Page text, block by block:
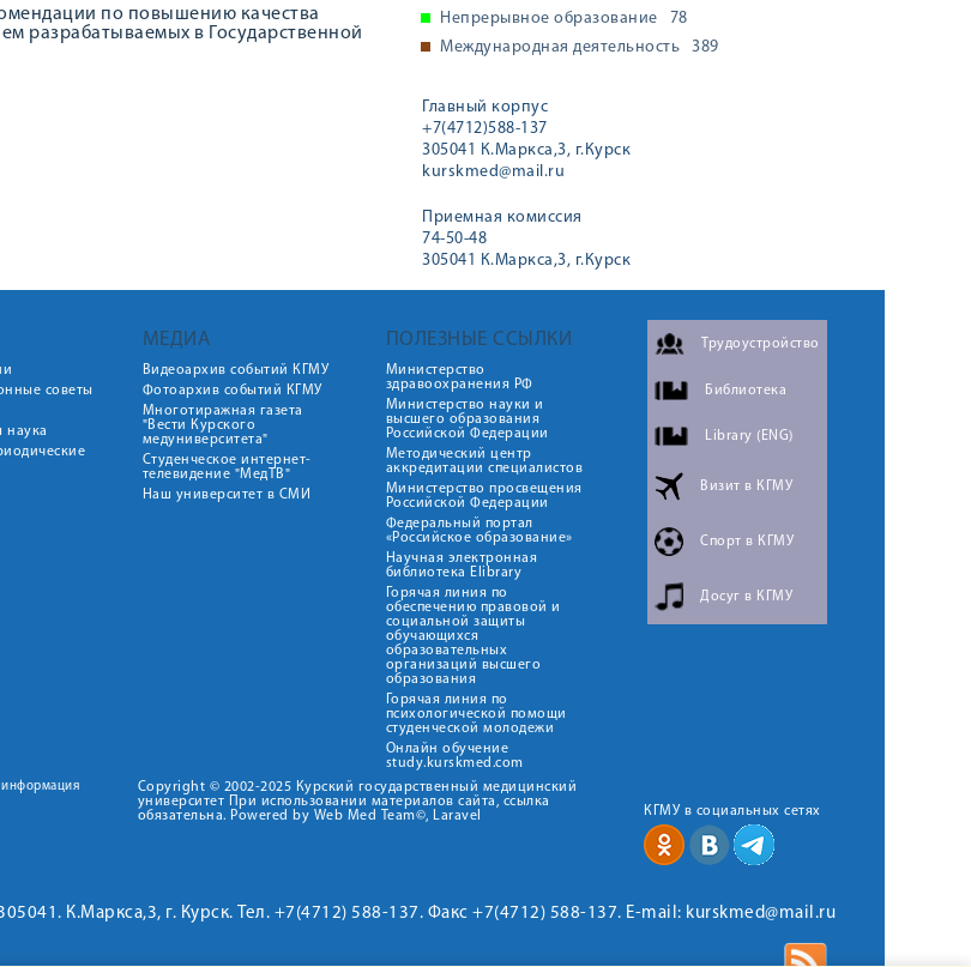
по повышению качества
разрабатываемых в Государственной
Непрерывное образование
78
Международная деятельность
389
Главный корпус
+7(4712)588-137
305041 К.Маркса,3, г.Курск
kurskmed@mail.ru
Приемная комиссия
74-50-48
305041 К.Маркса,3, г.Курск
советы
наука
МЕДИА
Видеоархив событий КГМУ
Фотоархив событий КГМУ
Многотиражная газета
"Вести Курского
медуниверситета"
Студенческое интернет-
телевидение "МедТВ"
Наш университет в СМИ
ПОЛЕЗНЫЕ ССЫЛКИ
Министерство
здравоохранения РФ
Министерство науки и
высшего образования
Российской Федерации
Методический центр
аккредитации специалистов
Министерство просвещения
Российской Федерации
Федеральный портал
«Российское образование»
Научная электронная
библиотека Elibrary
Горячая линия по
обеспечению правовой и
социальной защиты
обучающихся
образовательных
организаций высшего
образования
Горячая линия по
психологической помощи
студенческой молодежи
Онлайн обучение
study.kurskmed.com
Трудоустройство
Библиотека
Library (ENG)
Визит в КГМУ
Спорт в КГМУ
Досуг в КГМУ
информация
Copyright © 2002-2025 Курский государственный медицинский
университет При использовании материалов сайта, ссылка
обязательна. Powered by Web Med Team©, Laravel
КГМУ в социальных сетях
К.Маркса,3, г. Курск. Тел. +7(4712) 588-137. Факс +7(4712) 588-137. E-mail: kurskmed@mail.ru